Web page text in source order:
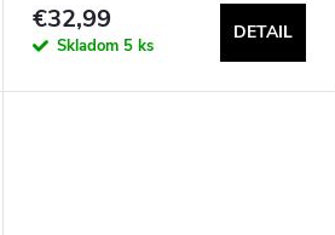
€32,99
Skladom 5 ks
DETAIL